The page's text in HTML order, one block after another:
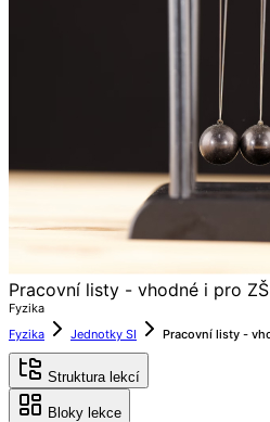
Pracovní listy - vhodné i pro ZŠ
Fyzika
Fyzika
Jednotky SI
Struktura lekcí
Bloky lekce